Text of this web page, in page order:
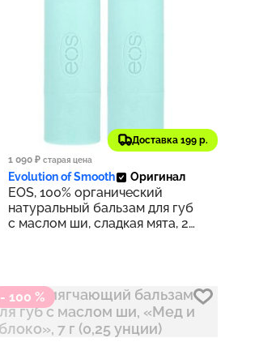
Доставка 199 р.
834 ₽
83
1 090 ₽ старая цена
Evolution of Smooth Оригинал
EOS, 100% органический
натуральный бальзам для губ
с маслом ши, сладкая мята, 2
- 100 %